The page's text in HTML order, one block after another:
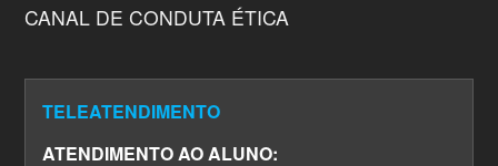
CANAL DE CONDUTA ÉTICA
TELEATENDIMENTO
ATENDIMENTO AO ALUNO: